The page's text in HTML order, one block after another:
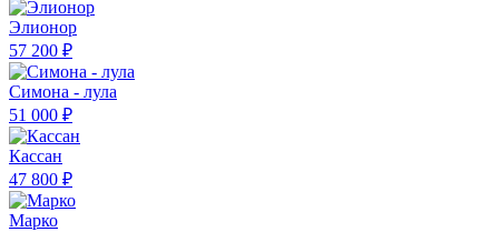
Элионор
57 200 ₽
Симона - лула
51 000 ₽
Кассан
47 800 ₽
Марко